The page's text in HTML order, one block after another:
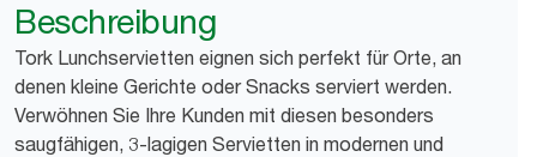
Beschreibung
Tork Lunchservietten eignen sich perfekt für Orte, an
denen kleine Gerichte oder Snacks serviert werden.
Verwöhnen Sie Ihre Kunden mit diesen besonders
saugfähigen, 3-lagigen Servietten in modernen und